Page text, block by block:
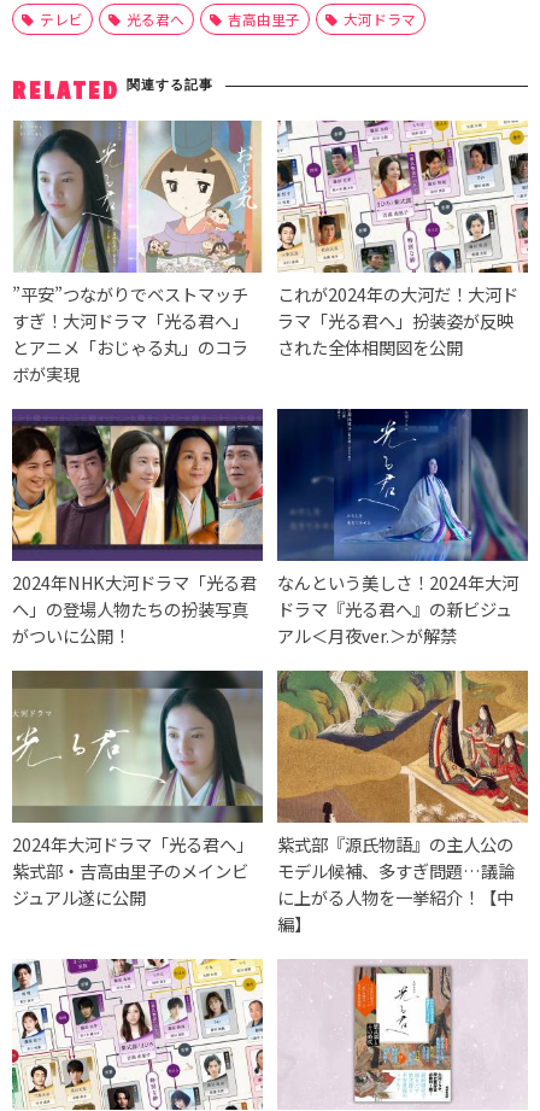
テレビ 光る君へ 吉高由里子 大河ドラマ
RELATED 関連する記事
”平安”つながりでベストマッチ
すぎ！大河ドラマ「光る君へ」
とアニメ「おじゃる丸」のコラ
ボが実現
これが2024年の大河だ！大河ド
ラマ「光る君へ」扮装姿が反映
された全体相関図を公開
2024年NHK大河ドラマ「光る君
へ」の登場人物たちの扮装写真
がついに公開！
なんという美しさ！2024年大河
ドラマ『光る君へ』の新ビジュ
アル＜月夜ver.＞が解禁
2024年大河ドラマ「光る君へ」
紫式部・吉高由里子のメインビ
ジュアル遂に公開
紫式部『源氏物語』の主人公の
モデル候補、多すぎ問題…議論
に上がる人物を一挙紹介！【中
編】